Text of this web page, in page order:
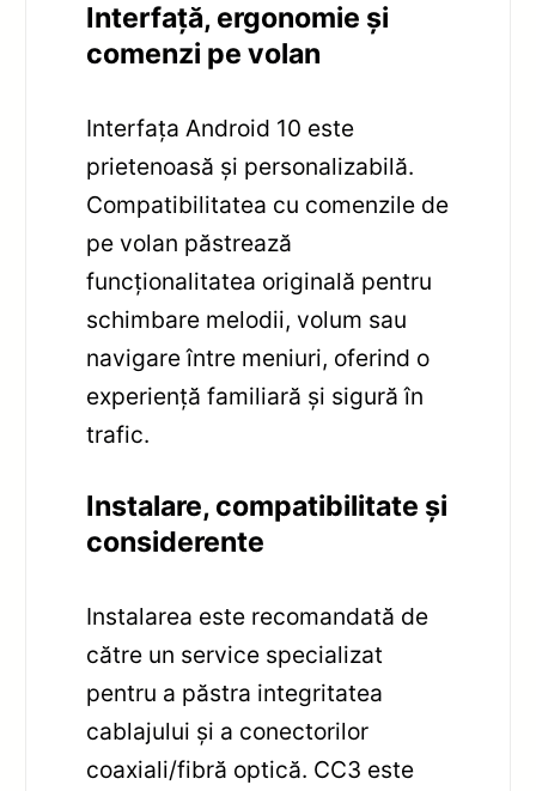
Interfață, ergonomie și
comenzi pe volan
Interfața Android 10 este
prietenoasă și personalizabilă.
Compatibilitatea cu comenzile de
pe volan păstrează
funcționalitatea originală pentru
schimbare melodii, volum sau
navigare între meniuri, oferind o
experiență familiară și sigură în
trafic.
Instalare, compatibilitate și
considerente
Instalarea este recomandată de
către un service specializat
pentru a păstra integritatea
cablajului și a conectorilor
coaxiali/fibră optică. CC3 este